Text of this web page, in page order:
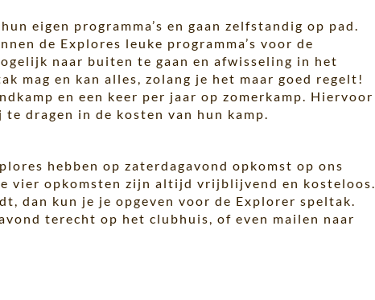
eigen programma’s en gaan zelfstandig op pad.
de Explores leuke programma’s voor de
naar buiten te gaan en afwisseling in het
mag en kan alles, zolang je het maar goed regelt!
en een keer per jaar op zomerkamp. Hiervoor
dragen in de kosten van hun kamp.
hebben op zaterdagavond opkomst op ons
vier opkomsten zijn altijd vrijblijvend en kosteloos.
dan kun je je opgeven voor de Explorer speltak.
terecht op het clubhuis, of even mailen naar